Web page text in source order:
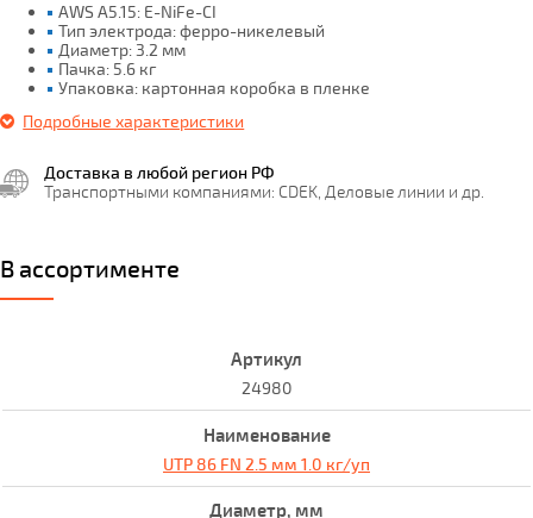
AWS A5.15: E-NiFe-CI
Тип электрода: ферро-никелевый
Диаметр: 3.2 мм
Пачка: 5.6 кг
Упаковка: картонная коробка в пленке
Подробные характеристики
Доставка в любой регион РФ
Транспортными компаниями: CDEK, Деловые линии и др.
В ассортименте
24980
UTP 86 FN 2.5 мм 1.0 кг/уп